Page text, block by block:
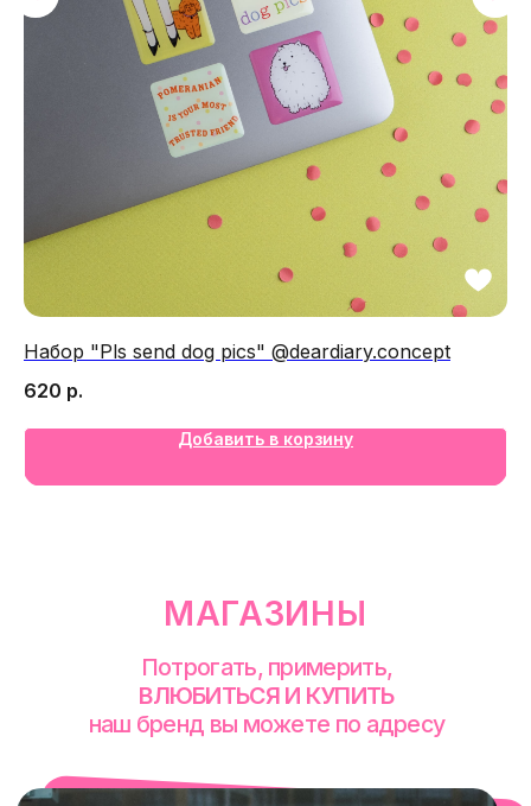
Набор "Pls send dog pics" @deardiary.concept
620 р.
Добавить в корзину
Екатеринбург
смотреть в Яндекс. Картах